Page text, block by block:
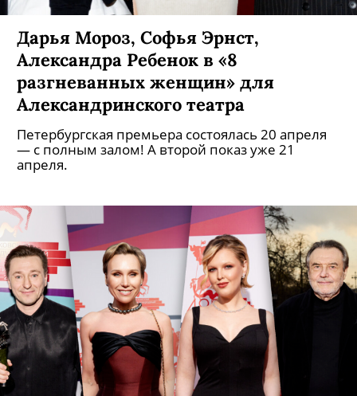
Дарья Мороз, Софья Эрнст,
Александра Ребенок в «8
разгневанных женщин» для
Александринского театра
Петербургская премьера состоялась 20 апреля
— с полным залом! А второй показ уже 21
апреля.